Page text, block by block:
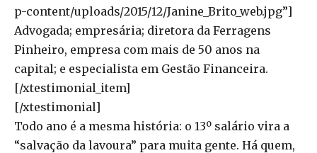
p-content/uploads/2015/12/Janine_Brito_web.jpg”]
Advogada; empresária; diretora da Ferragens
Pinheiro, empresa com mais de 50 anos na
capital; e especialista em Gestão Financeira.
[/xtestimonial_item]
[/xtestimonial]
Todo ano é a mesma história: o 13º salário vira a
“salvação da lavoura” para muita gente. Há quem,